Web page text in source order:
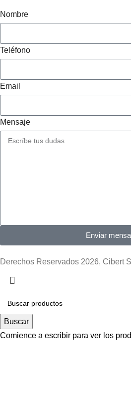
Nombre
Teléfono
Email
Mensaje
Enviar
Derechos Reservados 2026, Cibert
Buscar
Comience a escribir para ver los